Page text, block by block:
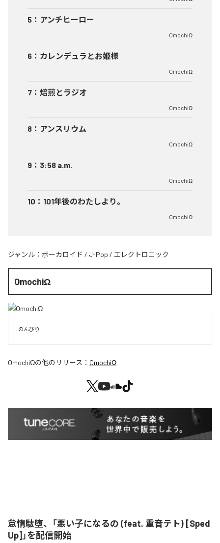
5 ： アンチヒーロー
OmochiΩ
6 ： カレンデュラとお姫様
OmochiΩ
7 ： 焙煎とラジオ
OmochiΩ
8 ： アンスリウム
OmochiΩ
9 ： 3:58 a.m.
OmochiΩ
10 ： 101年後のわたしより。
OmochiΩ
ジャンル： ボーカロイド / J-Pop / エレクトロニック
OmochiΩ
のんびり
OmochiΩの他のリリース： OmochiΩ
怠惰駄堕、「悪い子になるの (feat. 重音テト) [Sped
Up]」を配信開始